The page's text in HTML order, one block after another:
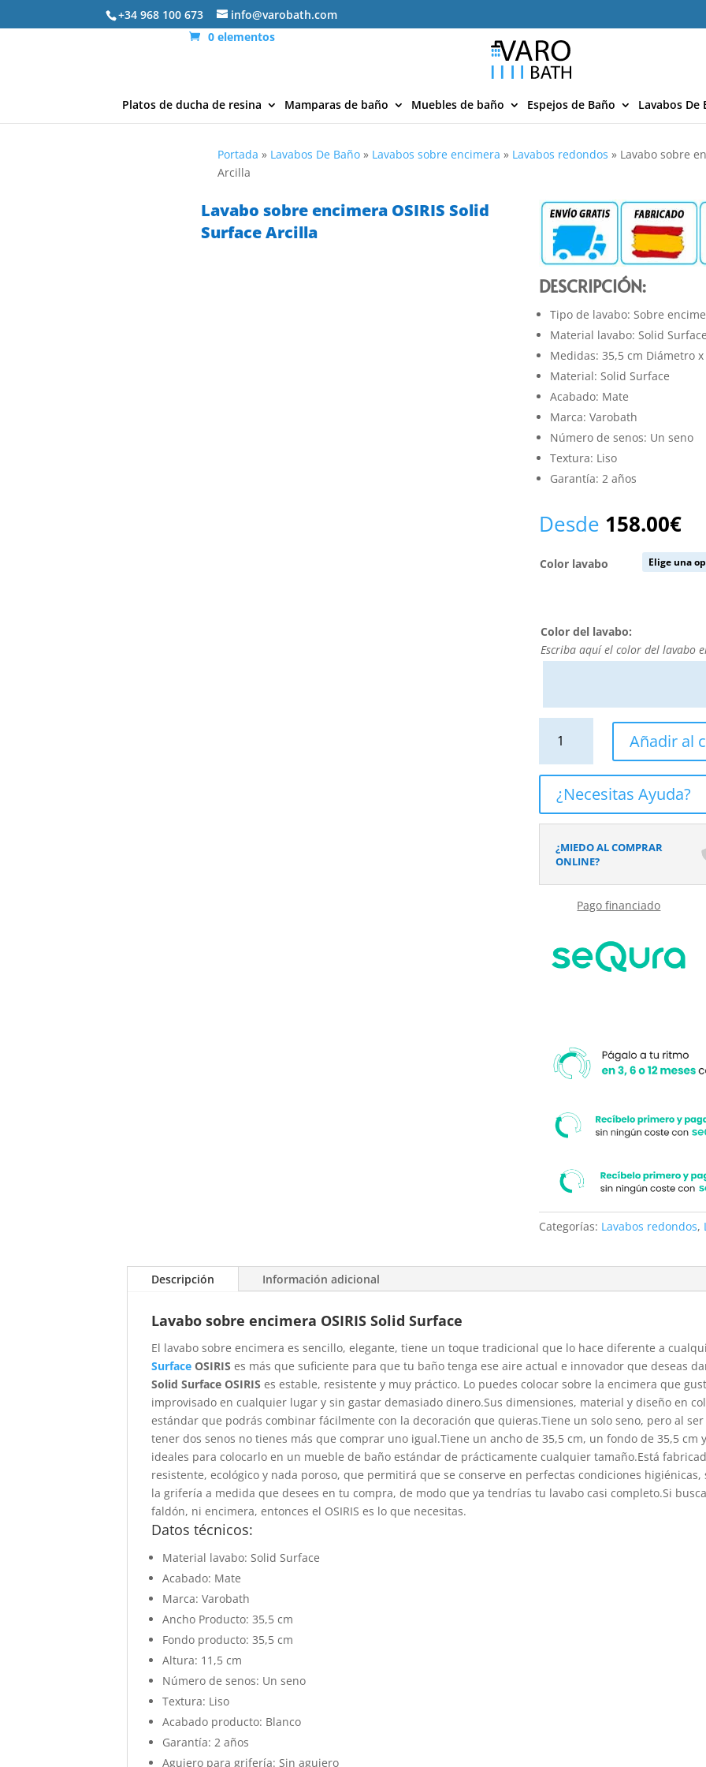
+34 968 100 673 info@varobath.com
0 elementos
Platos de ducha de resina Mamparas de baño Muebles de baño Espejos de Baño Lavabos De
Portada » Lavabos De Baño » Lavabos sobre encimera » Lavabos redondos » Lavabo sobre
Arcilla
Lavabo sobre encimera OSIRIS Solid
Surface Arcilla
DESCRIPCIÓN:
Tipo de lavabo: Sobre
Material lavabo: Solid Surface
Medidas: 35,5 cm Diámetro
Material: Solid Surface
Acabado: Mate
Marca: Varobath
Número de senos: Un seno
Textura: Liso
Garantía: 2 años
Desde 158.00€
Color lavabo
Color del lavabo:
Escriba aquí el color del lavabo
sobre
encimera
OSIRIS
Solid
Surface
cantidad
Añadir al
¿Necesitas Ayuda?
¿MIEDO AL COMPRAR
ONLINE?
Pago financiado
Categorías: Lavabos redondos,
Descripción Información adicional
Lavabo sobre encimera OSIRIS Solid Surface
El lavabo sobre encimera es sencillo, elegante, tiene un toque tradicional que lo hace diferente a
Surface OSIRISes más que suficiente para que tu baño tenga ese aire actual e innovador que deseas
Solid Surface OSIRISes estable, resistente y muy práctico. Lo puedes colocar sobre la encimera que
improvisado en cualquier lugar y sin gastar demasiado dinero.Sus dimensiones, material y diseño en
estándar que podrás combinar fácilmente con la decoración que quieras.Tiene un solo seno, pero al
tener dos senos no tienes más que comprar uno igual.Tiene un ancho de 35,5 cm, un fondo de 35,5 cm
ideales para colocarlo en un mueble de baño estándar de prácticamente cualquier tamaño.Está
resistente, ecológico y nada poroso, que permitirá que se conserve en perfectas condiciones
la grifería a medida que desees en tu compra, de modo que ya tendrías tu lavabo casi completo.Si
faldón, ni encimera, entonces el OSIRIS es lo que necesitas.
Datos técnicos:
Material lavabo: Solid Surface
Acabado: Mate
Marca: Varobath
Ancho Producto: 35,5 cm
Fondo producto: 35,5 cm
Altura: 11,5 cm
Número de senos: Un seno
Textura: Liso
Acabado producto: Blanco
Garantía: 2 años
Agujero para grifería: Sin agujero